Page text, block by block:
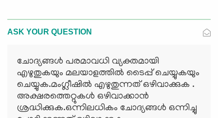
ASK YOUR QUESTION
ചോദ്യങ്ങള്‍ പരമാവധി വ്യക്തമായി
എഴുതുകയും മലയാളത്തില്‍ ടൈപ്പ് ചെയ്യുകയും
ചെയ്യുക.മംഗ്ലീഷില്‍ എഴുതുന്നത് ഒഴിവാക്കുക .
അക്ഷരത്തെറ്റുകള്‍ ഒഴിവാക്കാന്‍
ശ്രദ്ധിക്കുക.ഒന്നിലധികം ചോദ്യങ്ങള്‍ ഒന്നിച്ചു